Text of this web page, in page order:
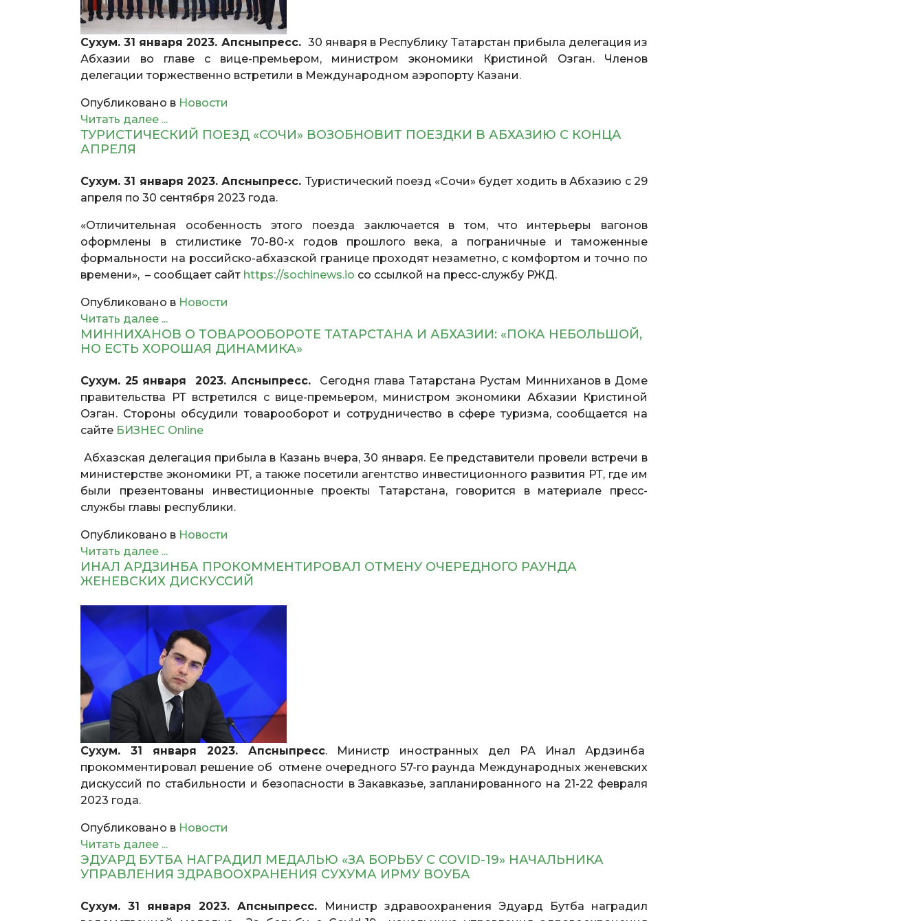
Сухум. 31 января 2023. Апсныпресс. 30 января в Республику Татарстан прибыла делегация из
Абхазии во главе с вице-премьером, министром экономики Кристиной Озган. Членов
делегации торжественно встретили в Международном аэропорту Казани.
Опубликовано в Новости
Читать далее ...
ТУРИСТИЧЕСКИЙ ПОЕЗД «СОЧИ» ВОЗОБНОВИТ ПОЕЗДКИ В АБХАЗИЮ С КОНЦА
АПРЕЛЯ
Сухум. 31 января 2023. Апсныпресс. Туристический поезд «Сочи» будет ходить в Абхазию с 29
апреля по 30 сентября 2023 года.
«Отличительная особенность этого поезда заключается в том, что интерьеры вагонов
оформлены в стилистике 70-80-х годов прошлого века, а пограничные и таможенные
формальности на российско-абхазской границе проходят незаметно, с комфортом и точно по
времени», – сообщает сайт https://sochinews.io со ссылкой на пресс-службу РЖД.
Опубликовано в Новости
Читать далее ...
МИННИХАНОВ О ТОВАРООБОРОТЕ ТАТАРСТАНА И АБХАЗИИ: «ПОКА НЕБОЛЬШОЙ,
НО ЕСТЬ ХОРОШАЯ ДИНАМИКА»
Сухум. 25 января 2023. Апсныпресс. Сегодня глава Татарстана Рустам Минниханов в Доме
правительства РТ встретился с вице-премьером, министром экономики Абхазии Кристиной
Озган. Стороны обсудили товарооборот и сотрудничество в сфере туризма, сообщается на
сайте БИЗНЕС Online
Абхазская делегация прибыла в Казань вчера, 30 января. Ее представители провели встречи в
министерстве экономики РТ, а также посетили агентство инвестиционного развития РТ, где им
были презентованы инвестиционные проекты Татарстана, говорится в материале пресс-
службы главы республики.
Опубликовано в Новости
Читать далее ...
ИНАЛ АРДЗИНБА ПРОКОММЕНТИРОВАЛ ОТМЕНУ ОЧЕРЕДНОГО РАУНДА
ЖЕНЕВСКИХ ДИСКУССИЙ
Сухум. 31 января 2023. Апсныпресс. Министр иностранных дел РА Инал Ардзинба
прокомментировал решение об отмене очередного 57-го раунда Международных женевских
дискуссий по стабильности и безопасности в Закавказье, запланированного на 21-22 февраля
2023 года.
Опубликовано в Новости
Читать далее ...
ЭДУАРД БУТБА НАГРАДИЛ МЕДАЛЬЮ «ЗА БОРЬБУ С COVID-19» НАЧАЛЬНИКА
УПРАВЛЕНИЯ ЗДРАВООХРАНЕНИЯ СУХУМА ИРМУ ВОУБА
Сухум. 31 января 2023. Апсныпресс.
Министр здравоохранения Эдуард Бутба наградил